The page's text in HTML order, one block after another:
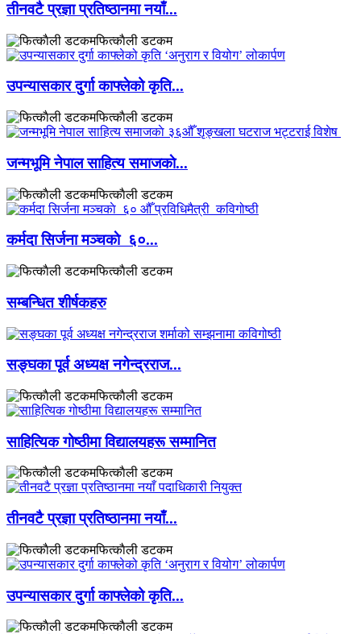
तीनवटै प्रज्ञा प्रतिष्ठानमा नयाँ...
फित्काैली डटकम
उपन्यासकार दुर्गा काफ्लेको कृति...
फित्काैली डटकम
जन्मभूमि नेपाल साहित्य समाजकाे...
फित्काैली डटकम
कर्मदा सिर्जना मञ्चकाे ६०...
फित्काैली डटकम
सम्बन्धित शीर्षकहरु
सङ्घका पूर्व अध्यक्ष नगेन्द्रराज...
फित्काैली डटकम
साहित्यिक गोष्ठीमा विद्यालयहरू सम्मानित
फित्काैली डटकम
तीनवटै प्रज्ञा प्रतिष्ठानमा नयाँ...
फित्काैली डटकम
उपन्यासकार दुर्गा काफ्लेको कृति...
फित्काैली डटकम